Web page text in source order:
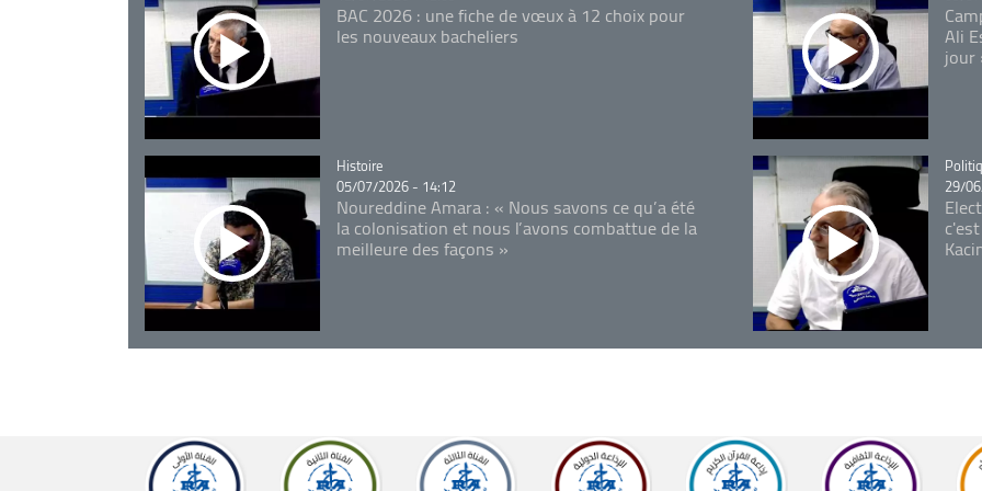
BAC 2026 : une fiche de vœux à 12 choix pour
les nouveaux bacheliers Ali
jour
Catégorie
Histoire
05/07/2026 - 14:12
Noureddine Amara : « Nous savons ce qu’a été
la colonisation et nous l’avons combattue de la
meilleure des façons »
29/